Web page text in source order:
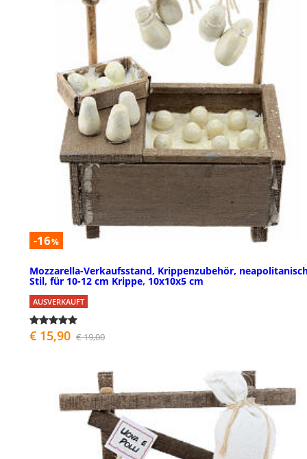
-16%
Mozzarella-Verkaufsstand, Krippenzubehör,
Stil, für 10-12 cm Krippe, 10x10x5 cm
AUSVERKAUFT
€ 15,90 € 19,00